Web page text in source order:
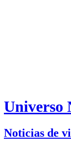
Universo
Noticias de